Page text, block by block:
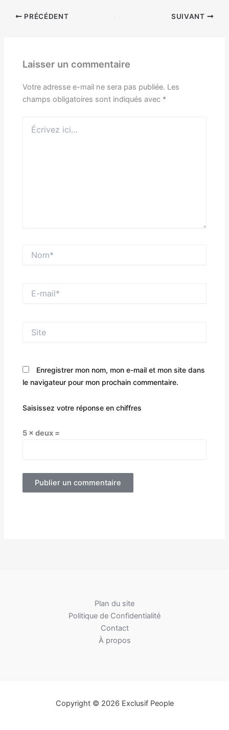
PRÉCÉDENT SUIVANT
Laisser un commentaire
Votre adresse e-mail ne sera pas publiée. Les
champs obligatoires sont indiqués avec *
ici…
mail*
Enregistrer mon nom, mon e-mail et mon site dans
le navigateur pour mon prochain commentaire.
Saisissez votre réponse en chiffres
5 × deux =
Plan du site
Politique de Confidentialité
Contact
À propos
Copyright © 2026 Exclusif People